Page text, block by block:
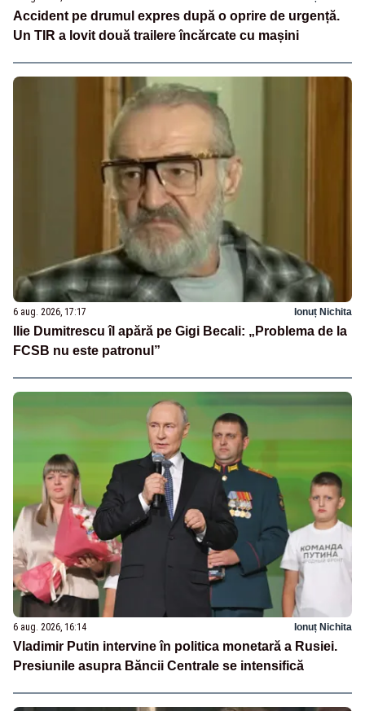
Accident pe drumul expres după o oprire de urgență.
Un TIR a lovit două trailere încărcate cu mașini
6 aug. 2026, 17:17 Ionuț Nichita
Ilie Dumitrescu îl apără pe Gigi Becali: „Problema de la
FCSB nu este patronul”
6 aug. 2026, 16:14 Ionuț Nichita
Vladimir Putin intervine în politica monetară a Rusiei.
Presiunile asupra Băncii Centrale se intensifică